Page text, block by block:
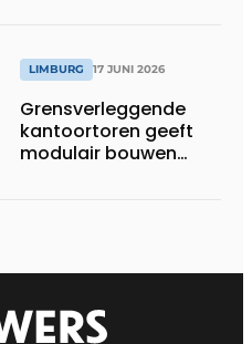
duurzaamheid,
technische innovatie
en schaalgrootte
LIMBURG 17 JUNI 2026
Grensverleggende
kantoortoren geeft
modulair bouwen